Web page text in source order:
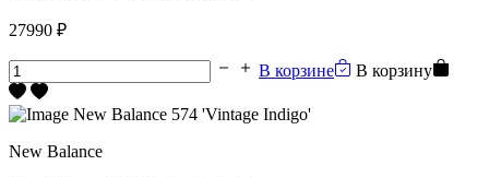
27990 ₽
В корзине В корзину
New Balance